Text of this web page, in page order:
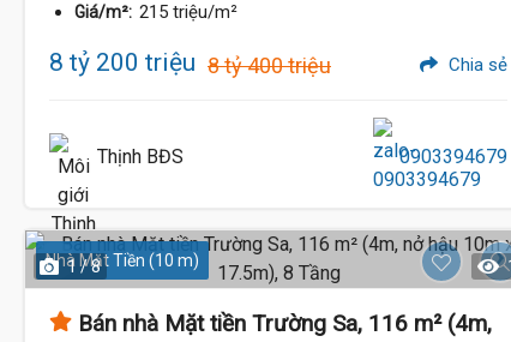
Giá/m²: 215 triệu/m²
8 tỷ 200 triệu 8 tỷ 400 triệu Chia sẻ
Thịnh BĐS 0903394679
Nhà Mặt Tiền (10 m)
1 / 8
Bán nhà Mặt tiền Trường Sa, 116 m² (4m,